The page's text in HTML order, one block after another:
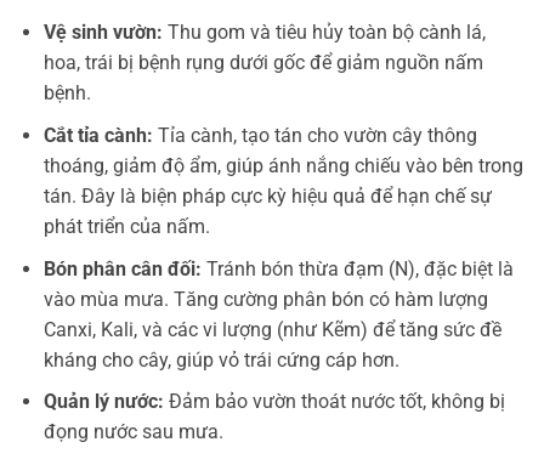
Vệ sinh vườn: Thu gom và tiêu hủy toàn bộ cành lá,
hoa, trái bị bệnh rụng dưới gốc để giảm nguồn nấm
bệnh.
Cắt tỉa cành: Tỉa cành, tạo tán cho vườn cây thông
thoáng, giảm độ ẩm, giúp ánh nắng chiếu vào bên trong
tán. Đây là biện pháp cực kỳ hiệu quả để hạn chế sự
phát triển của nấm.
Bón phân cân đối: Tránh bón thừa đạm (N), đặc biệt là
vào mùa mưa. Tăng cường phân bón có hàm lượng
Canxi, Kali, và các vi lượng (như Kẽm) để tăng sức đề
kháng cho cây, giúp vỏ trái cứng cáp hơn.
Quản lý nước: Đảm bảo vườn thoát nước tốt, không bị
đọng nước sau mưa.